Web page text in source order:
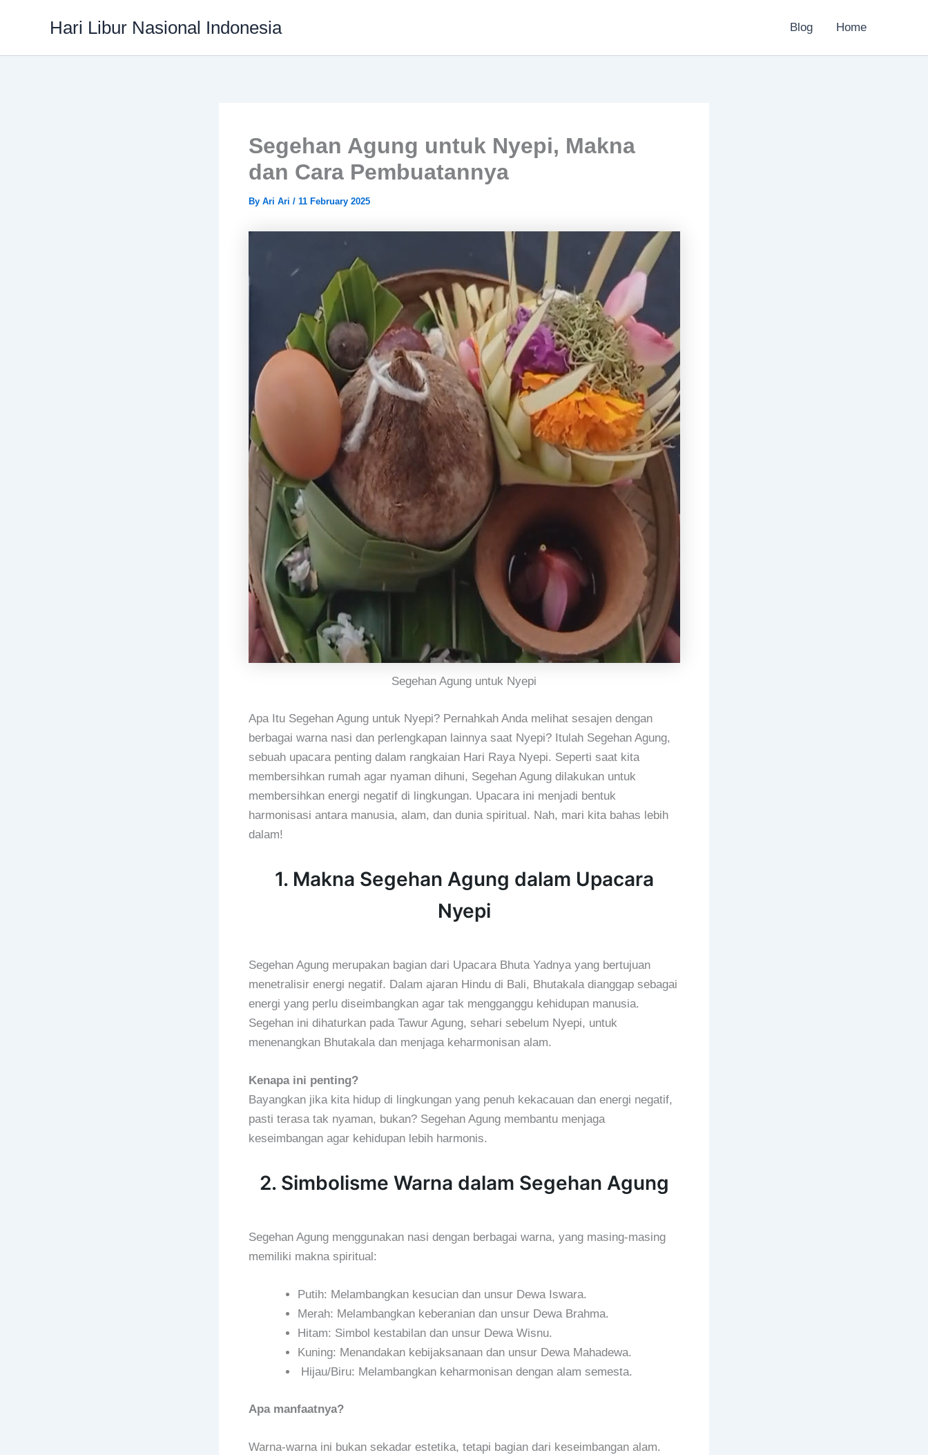
Hari Libur Nasional Indonesia Blog Home
Segehan Agung untuk Nyepi, Makna
dan Cara Pembuatannya
By Ari Ari / 11 February 2025
Segehan Agung untuk Nyepi
Apa Itu Segehan Agung untuk Nyepi? Pernahkah Anda melihat sesajen dengan
berbagai warna nasi dan perlengkapan lainnya saat Nyepi? Itulah Segehan Agung,
sebuah upacara penting dalam rangkaian Hari Raya Nyepi. Seperti saat kita
membersihkan rumah agar nyaman dihuni, Segehan Agung dilakukan untuk
membersihkan energi negatif di lingkungan. Upacara ini menjadi bentuk
harmonisasi antara manusia, alam, dan dunia spiritual. Nah, mari kita bahas lebih
dalam!
1. Makna Segehan Agung dalam Upacara
Nyepi
Segehan Agung merupakan bagian dari Upacara Bhuta Yadnya yang bertujuan
menetralisir energi negatif. Dalam ajaran Hindu di Bali, Bhutakala dianggap sebagai
energi yang perlu diseimbangkan agar tak mengganggu kehidupan manusia.
Segehan ini dihaturkan pada Tawur Agung, sehari sebelum Nyepi, untuk
menenangkan Bhutakala dan menjaga keharmonisan alam.
Kenapa ini penting?
Bayangkan jika kita hidup di lingkungan yang penuh kekacauan dan energi negatif,
pasti terasa tak nyaman, bukan? Segehan Agung membantu menjaga
keseimbangan agar kehidupan lebih harmonis.
2. Simbolisme Warna dalam Segehan Agung
Segehan Agung menggunakan nasi dengan berbagai warna, yang masing-masing
memiliki makna spiritual:
Putih: Melambangkan kesucian dan unsur Dewa Iswara.
Merah: Melambangkan keberanian dan unsur Dewa Brahma.
Hitam: Simbol kestabilan dan unsur Dewa Wisnu.
Kuning: Menandakan kebijaksanaan dan unsur Dewa Mahadewa.
Hijau/Biru: Melambangkan keharmonisan dengan alam semesta.
Apa manfaatnya?
Warna-warna ini bukan sekadar estetika, tetapi bagian dari keseimbangan alam.